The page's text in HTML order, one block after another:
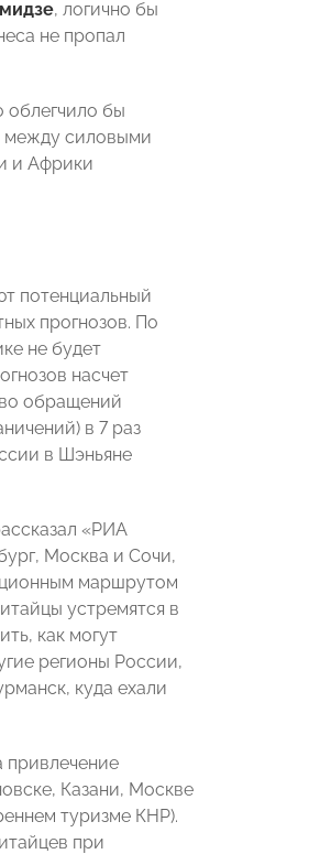
, логично бы
не пропал
облегчило бы
между силовыми
и Африки
потенциальный
прогнозов. По
не будет
насчет
обращений
в 7 раз
в Шэньяне
«РИА
Москва и Сочи,
маршрутом
устремятся в
как могут
регионы России,
куда ехали
привлечение
Казани, Москве
туризме КНР).
при